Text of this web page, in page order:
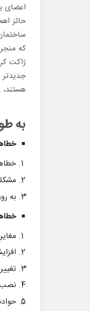
اعضای
حائز
که
ژاکت
به
به
نصب